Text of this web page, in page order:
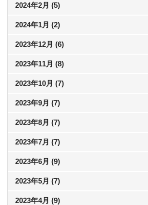
2024年2月 (5)
2024年1月 (2)
2023年12月 (6)
2023年11月 (8)
2023年10月 (7)
2023年9月 (7)
2023年8月 (7)
2023年7月 (7)
2023年6月 (9)
2023年5月 (7)
2023年4月 (9)